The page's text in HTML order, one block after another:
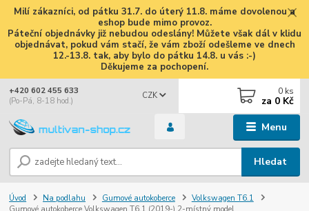
Milí zákazníci, od pátku 31.7. do úterý 11.8. máme dovolenou a
eshop bude mimo provoz.
Páteční objednávky již nebudou odeslány! Můžete však dál v klidu
objednávat, pokud vám stačí, že vám zboží odešleme ve dnech
12.-13.8. tak, aby bylo do pátku 14.8. u vás :-)
Děkujeme za pochopení.
Menu
CZK
Hledat
+420 602 455 633
(Po-Pá, 8-18 hod.)
0 ks
za 0 Kč
Úvod Na podlahu Gumové autokoberce
Volkswagen T6.1